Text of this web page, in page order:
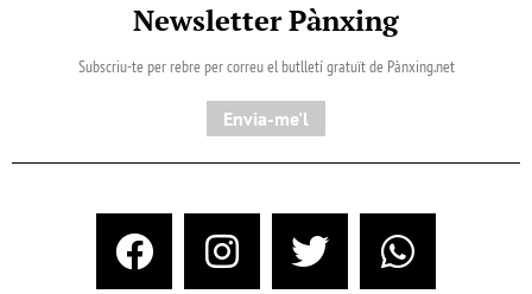
Newsletter Pànxing
Subscriu-te per rebre per correu el butlletí gratuït de Pànxing.net​
Envia-me'l